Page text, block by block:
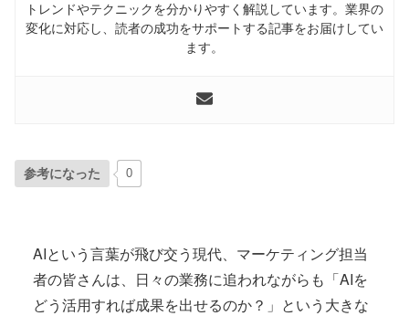
トレンドやテクニックを分かりやすく解説しています。業界の
変化に対応し、読者の成功をサポートする記事をお届けしてい
ます。
参考になった 0
AIという言葉が飛び交う現代、マーケティング担当
者の皆さんは、日々の業務に追われながらも「AIを
どう活用すれば成果を出せるのか？」という大きな